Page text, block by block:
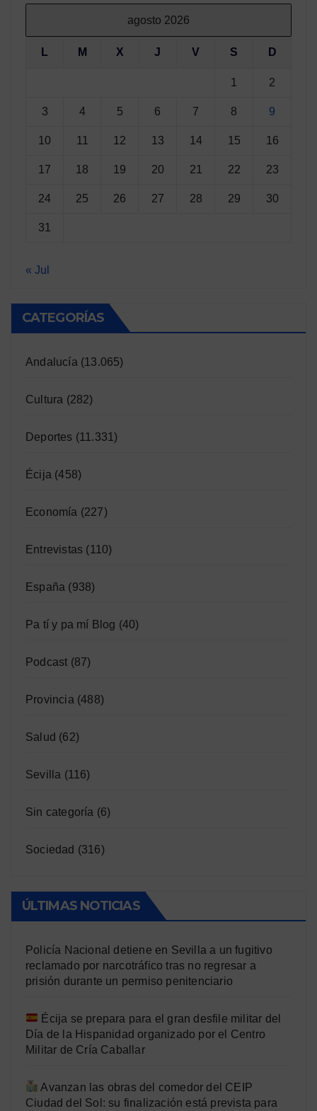
agosto 2026
L M X J V S D
1 2
3 4 5 6 7 8 9
10 11 12 13 14 15 16
17 18 19 20 21 22 23
24 25 26 27 28 29 30
31
« Jul
CATEGORÍAS
Andalucía (13.065)
Cultura (282)
Deportes (11.331)
Écija (458)
Economía (227)
Entrevistas (110)
España (938)
Pa tí y pa mí Blog (40)
Podcast (87)
Provincia (488)
Salud (62)
Sevilla (116)
Sin categoría (6)
Sociedad (316)
ÚLTIMAS NOTICIAS
Policía Nacional detiene en Sevilla a un fugitivo
reclamado por narcotráfico tras no regresar a
prisión durante un permiso penitenciario
Écija se prepara para el gran desfile militar del
Día de la Hispanidad organizado por el Centro
Militar de Cría Caballar
Avanzan las obras del comedor del CEIP
Ciudad del Sol: su finalización está prevista para